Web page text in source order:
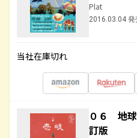
Plat
2016.03.04 発
当社在庫切れ
０６ 地
訂版